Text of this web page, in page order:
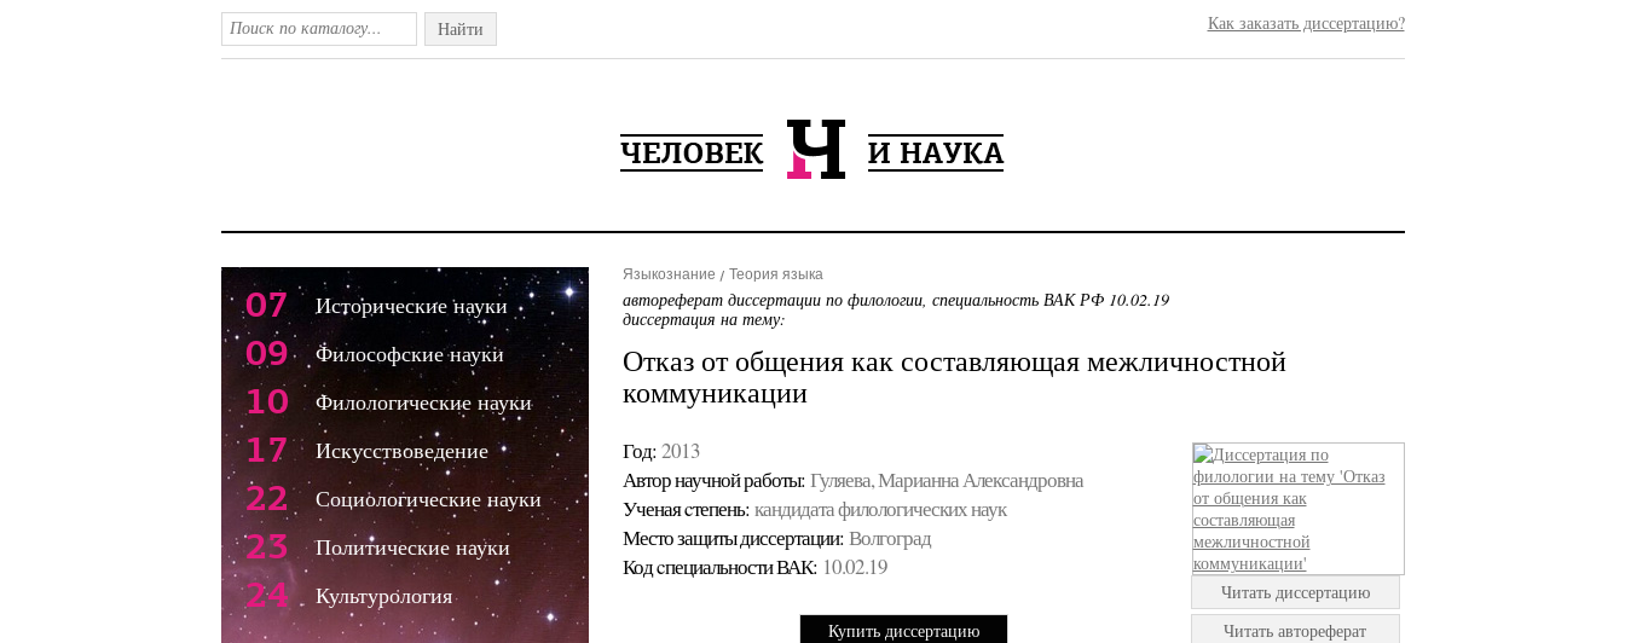
Найти Как заказать диссертацию?
Языкознание Теория языка
автореферат диссертации по филологии, специальность ВАК РФ 10.02.19
диссертация на тему:
Отказ от общения как составляющая межличностной
коммуникации
Год: 2013
Автор научной работы: Гуляева, Марианна Александровна
Ученая cтепень: кандидата филологических наук
Место защиты диссертации: Волгоград
Код cпециальности ВАК: 10.02.19
Купить диссертацию
Читать диссертацию
Читать автореферат
07 Исторические науки
09 Философские науки
10 Филологические науки
17 Искусствоведение
22 Социологические науки
23 Политические науки
24 Культурология